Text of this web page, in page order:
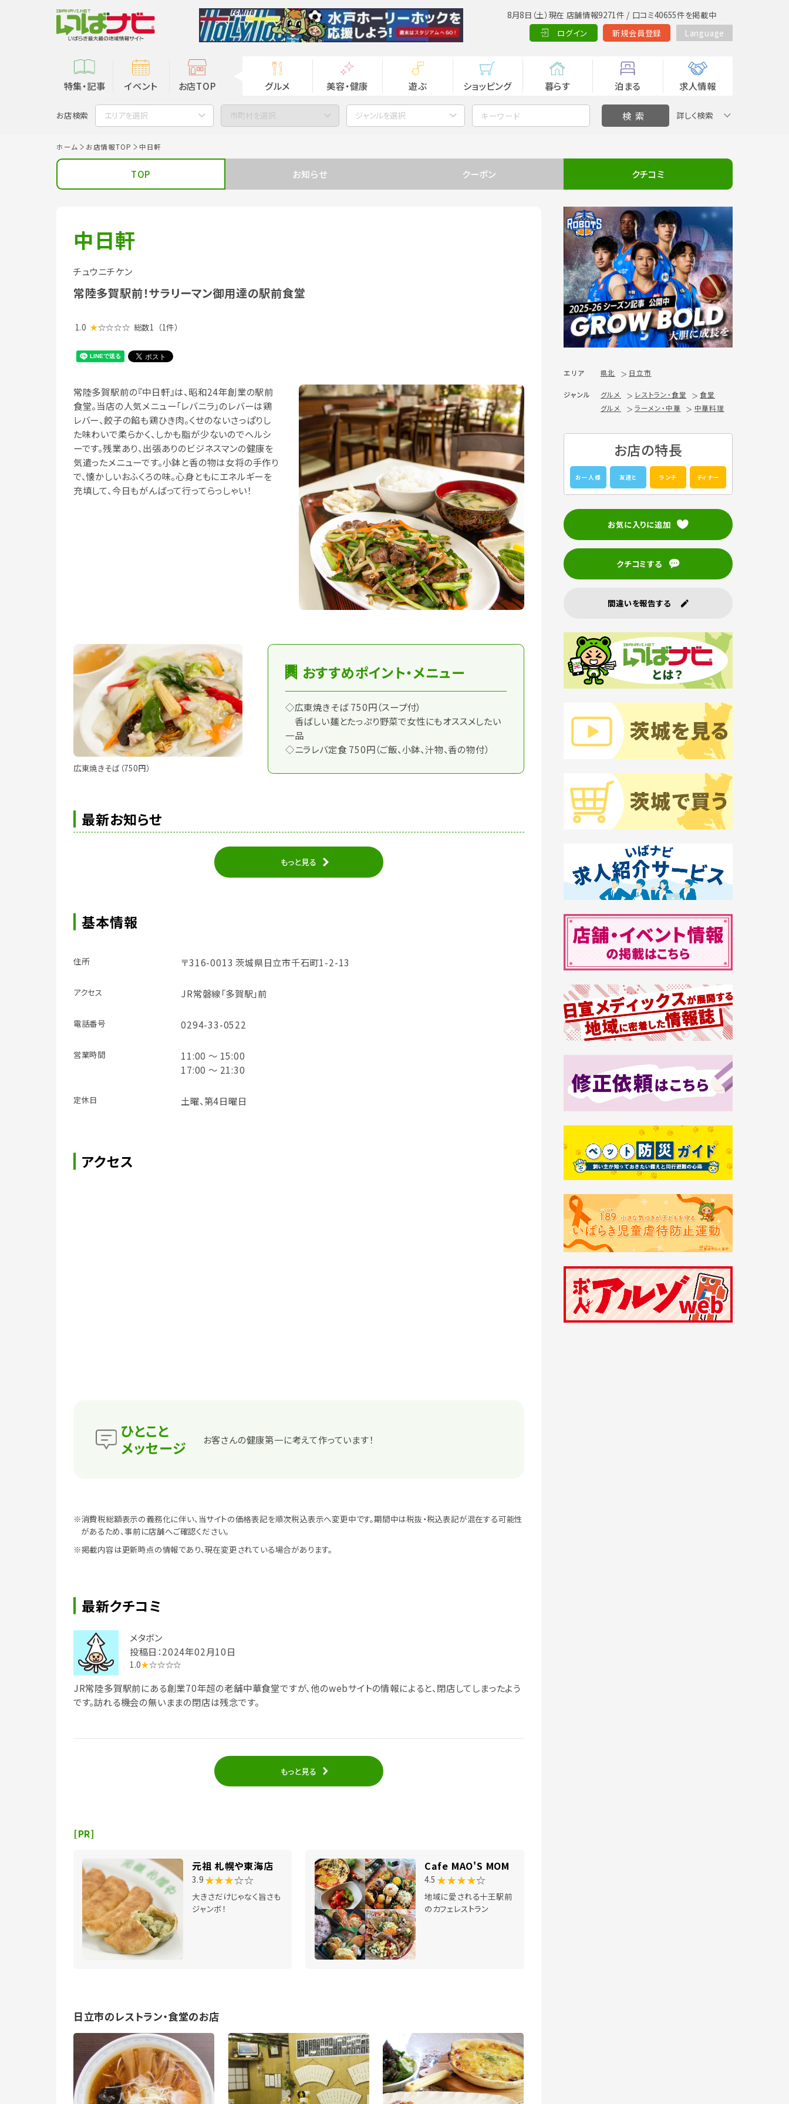
8月8日（土）現在 店舗情報9271件 / 口コミ40655件を掲載中
ログイン
新規会員登録 Language
特集・記事 イベント お店TOP グルメ 美容・健康 遊ぶ ショッピング 暮らす 泊まる 求人情報
お店検索 エリアを選択 市町村を選択 ジャンルを選択 詳しく検索
ホーム お店情報TOP 中日軒
TOP お知らせ クーポン クチコミ
中日軒
チュウニチケン
常陸多賀駅前！サラリーマン御用達の駅前食堂
1.0 ★☆☆☆☆ 総数1 （1件）
常陸多賀駅前の『中日軒』は、昭和24年創業の駅前
食堂。当店の人気メニュー「レバニラ」のレバーは鶏
レバー、餃子の餡も鶏ひき肉。くせのないさっぱりし
た味わいで柔らかく、しかも脂が少ないのでヘルシ
ーです。残業あり、出張ありのビジネスマンの健康を
気遣ったメニューです。小鉢と香の物は女将の手作り
で、懐かしいおふくろの味。心身ともにエネルギーを
充填して、今日もがんばって行ってらっしゃい！
広東焼きそば（750円）
おすすめポイント・メニュー
◇広東焼きそば 750円（スープ付）
香ばしい麺とたっぷり野菜で女性にもオススメしたい
一品
◇ニラレバ定食 750円（ご飯、小鉢、汁物、香の物付）
最新お知らせ
もっと見る
基本情報
住所 〒316-0013 茨城県日立市千石町1-2-13
アクセス JR常磐線「多賀駅」前
電話番号 0294-33-0522
営業時間
11:00 ～ 15:00
17:00 ～ 21:30
定休日 土曜、第4日曜日
アクセス
ひとこと
メッセージ
お客さんの健康第一に考えて作っています！
※消費税総額表示の義務化に伴い、当サイトの価格表記を順次税込表示へ変更中です。期間中は税抜・税込表記が混在する可能性
があるため、事前に店舗へご確認ください。
※掲載内容は更新時点の情報であり、現在変更されている場合があります。
最新クチコミ
メタボン
投稿日：2024年02月10日
1.0★☆☆☆☆
JR常陸多賀駅前にある創業70年超の老舗中華食堂ですが、他のwebサイトの情報によると、閉店してしまったよう
です。訪れる機会の無いままの閉店は残念です。
もっと見る
[PR]
元祖 札幌や東海店
3.9 ★★★☆☆
大きさだけじゃなく旨さも
ジャンボ！
Cafe MAO'S MOM
4.5 ★★★★☆
地域に愛される十王駅前
のカフェレストラン
日立市のレストラン・食堂のお店
エリア 県北 日立市
ジャンル グルメ レストラン・食堂
食堂
グルメ
ラーメン・中華 中華料理
お店の特長
お一人様 友達と ランチ ディナー
お気に入りに追加
クチコミする
間違いを報告する